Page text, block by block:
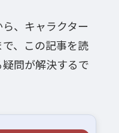
、キャラクター
、この記事を読
問が解決するで